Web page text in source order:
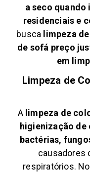
a seco quando
residenciais e
busca limpeza
de sofá preço
em
Limpeza de
A limpeza de
higienização de
bactérias,
causadores
respiratórios.